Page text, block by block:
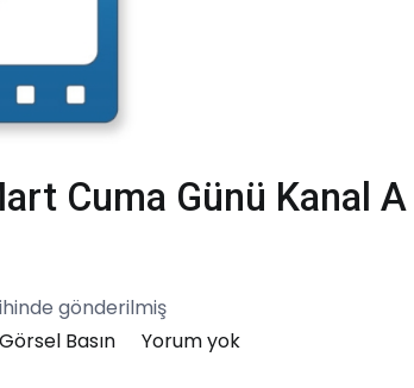
Cuma Günü Kanal A
gönderilmiş
Görsel Basın Yorum yokProf.